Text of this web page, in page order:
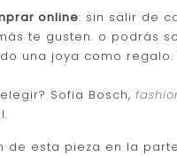
online: sin salir de
te gusten. o podrás
una joya como
Sofia Bosch,
de esta pieza en la